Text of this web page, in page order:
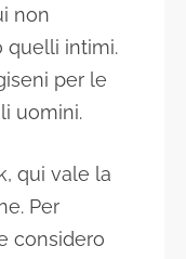
non
quelli intimi.
per le
uomini.
qui vale la
Per
considero